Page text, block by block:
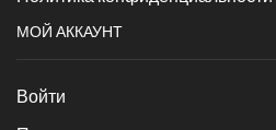
МОЙ АККАУНТ
Войти